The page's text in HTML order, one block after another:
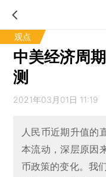
观点
中美经济周
测
2021年03月01日 11:19
人民币近期升值的
本流动，深层原因
币政策的变化。我